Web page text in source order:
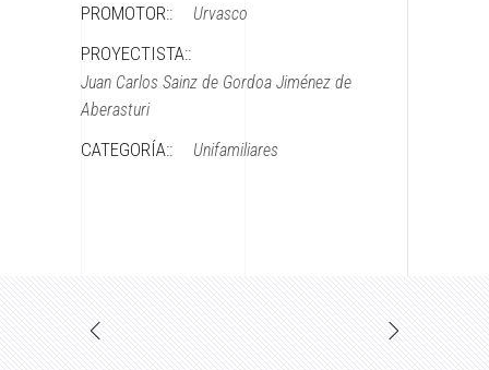
PROMOTOR:: Urvasco
PROYECTISTA::
Juan Carlos Sainz de Gordoa Jiménez de
Aberasturi
CATEGORÍA:: Unifamiliares